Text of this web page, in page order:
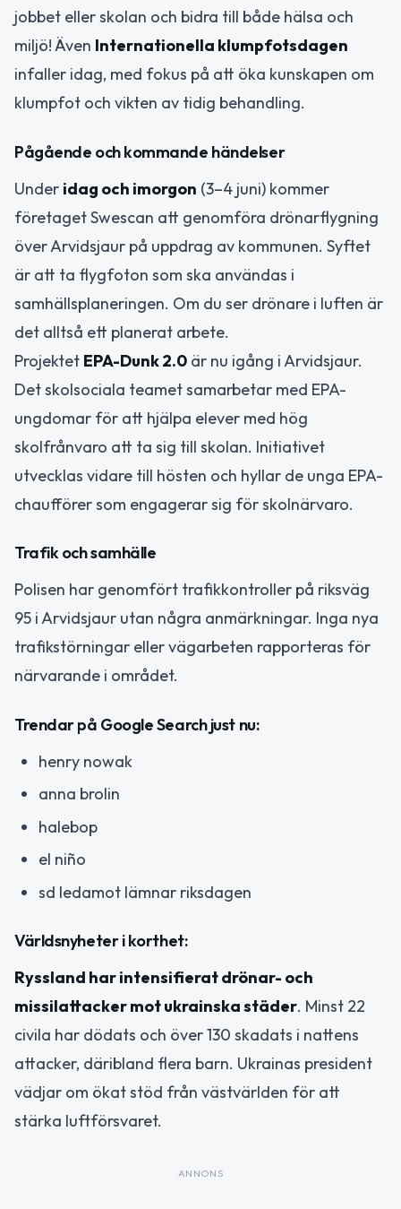
jobbet eller skolan och bidra till både hälsa och
miljö! Även Internationella klumpfotsdagen
infaller idag, med fokus på att öka kunskapen om
klumpfot och vikten av tidig behandling.
Pågående och kommande händelser
Under idag och imorgon (3–4 juni) kommer
företaget Swescan att genomföra drönarflygning
över Arvidsjaur på uppdrag av kommunen. Syftet
är att ta flygfoton som ska användas i
samhällsplaneringen. Om du ser drönare i luften är
det alltså ett planerat arbete.
Projektet EPA-Dunk 2.0 är nu igång i Arvidsjaur.
Det skolsociala teamet samarbetar med EPA-
ungdomar för att hjälpa elever med hög
skolfrånvaro att ta sig till skolan. Initiativet
utvecklas vidare till hösten och hyllar de unga EPA-
chaufförer som engagerar sig för skolnärvaro.
Trafik och samhälle
Polisen har genomfört trafikkontroller på riksväg
95 i Arvidsjaur utan några anmärkningar. Inga nya
trafikstörningar eller vägarbeten rapporteras för
närvarande i området.
Trendar på Google Search just nu:
henry nowak
anna brolin
halebop
el niño
sd ledamot lämnar riksdagen
Världsnyheter i korthet:
Ryssland har intensifierat drönar- och
missilattacker mot ukrainska städer. Minst 22
civila har dödats och över 130 skadats i nattens
attacker, däribland flera barn. Ukrainas president
vädjar om ökat stöd från västvärlden för att
stärka luftförsvaret.
ANNONS